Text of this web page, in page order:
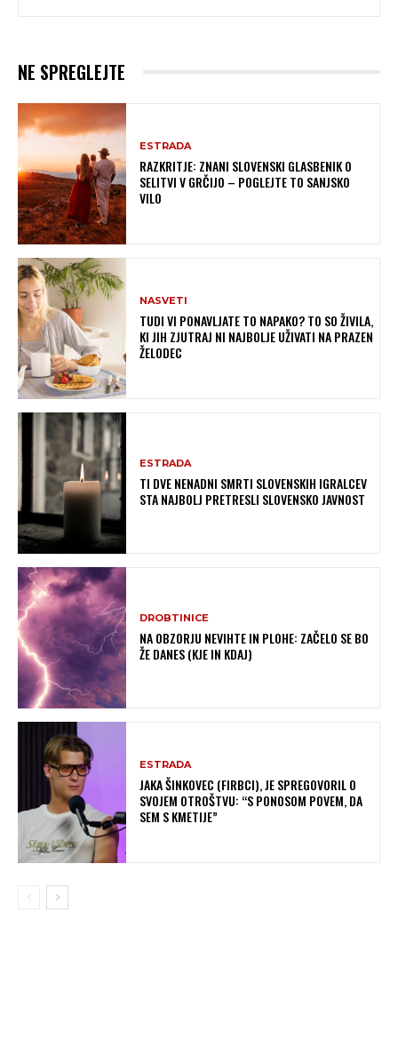
NE SPREGLEJTE
ESTRADA
RAZKRITJE: ZNANI SLOVENSKI GLASBENIK O
SELITVI V GRČIJO – POGLEJTE TO SANJSKO
VILO
NASVETI
TUDI VI PONAVLJATE TO NAPAKO? TO SO ŽIVILA,
KI JIH ZJUTRAJ NI NAJBOLJE UŽIVATI NA PRAZEN
ŽELODEC
ESTRADA
TI DVE NENADNI SMRTI SLOVENSKIH IGRALCEV
STA NAJBOLJ PRETRESLI SLOVENSKO JAVNOST
DROBTINICE
NA OBZORJU NEVIHTE IN PLOHE: ZAČELO SE BO
ŽE DANES (KJE IN KDAJ)
ESTRADA
JAKA ŠINKOVEC (FIRBCI), JE SPREGOVORIL O
SVOJEM OTROŠTVU: “S PONOSOM POVEM, DA
SEM S KMETIJE”